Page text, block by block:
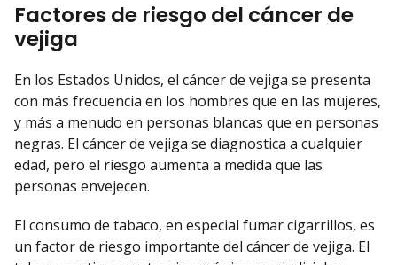
Factores de riesgo del cáncer de
vejiga
En los Estados Unidos, el cáncer de vejiga se presenta
con más frecuencia en los hombres que en las mujeres,
y más a menudo en personas blancas que en personas
negras. El cáncer de vejiga se diagnostica a cualquier
edad, pero el riesgo aumenta a medida que las
personas envejecen.
El consumo de tabaco, en especial fumar cigarrillos, es
un factor de riesgo importante del cáncer de vejiga. El